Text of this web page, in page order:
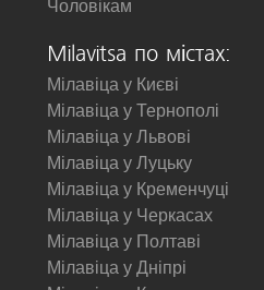
Чоловікам
Milavitsa по містах:
Мілавіца у Києві
Мілавіца у Тернополі
Мілавіца у Львові
Мілавіца у Луцьку
Мілавіца у Кременчуці
Мілавіца у Черкасах
Мілавіца у Полтаві
Мілавіца у Дніпрі